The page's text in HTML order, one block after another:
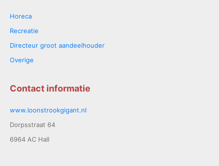
Horeca
Recreatie
Directeur groot aandeelhouder
Overige
Contact informatie
www.loonstrookgigant.nl
Dorpsstraat 64
6964 AC Hall